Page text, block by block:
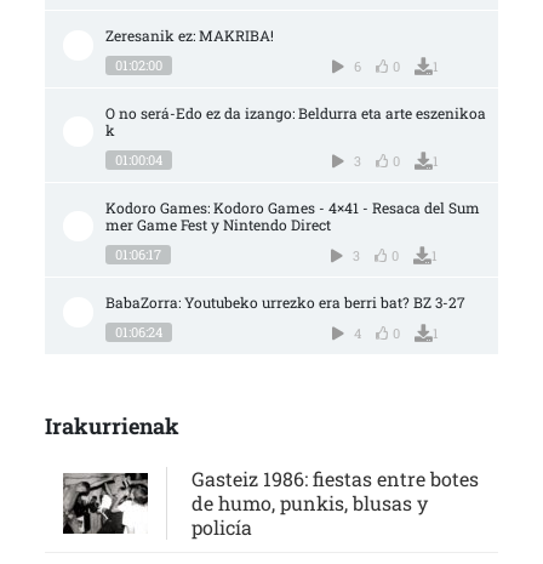
Zeresanik ez: MAKRIBA!
01:02:00 6 0 1
O no será-Edo ez da izango: Beldurra eta arte eszenikoa
k
01:00:04 3 0 1
Kodoro Games: Kodoro Games - 4×41 - Resaca del Sum
mer Game Fest y Nintendo Direct
01:06:17 3 0 1
BabaZorra: Youtubeko urrezko era berri bat? BZ 3-27
01:06:24 4 0 1
Irakurrienak
Gasteiz 1986: fiestas entre botes
de humo, punkis, blusas y
policía